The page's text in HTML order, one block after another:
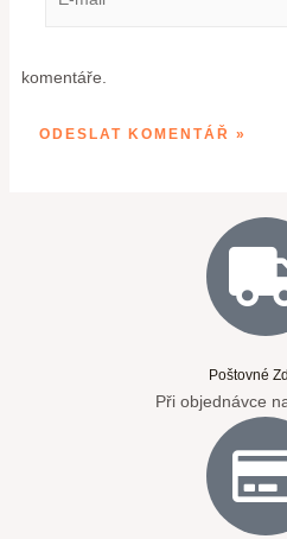
komentáře.
Poštovné
Při objednávce